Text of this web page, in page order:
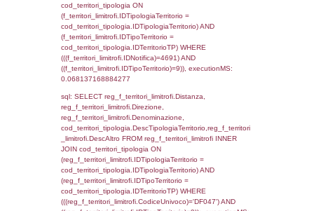
(((f_territori_limitrofi.IDNotifica)=4691) AND
((f_territori_limitrofi.IDTipoTerritorio)=3)),
0.06960391998291
sql: SELECT f_territori_limitrofi.Distanza,
f_territori_limitrofi.Direzione,
f_territori_limitrofi.Denominazione,
rofi.DescAltro FROM f_territori_limitrofi
cod_territori_tipologia ON
(f_territori_limitrofi.IDTipologiaTerritorio =
cod_territori_tipologia.IDTipologiaTerritorio)
(f_territori_limitrofi.IDTipoTerritorio =